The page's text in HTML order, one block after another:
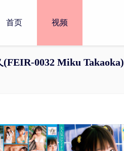
首页 视频
0032 Miku Takaoka)